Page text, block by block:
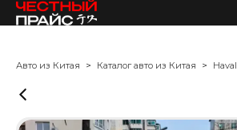
Авто из Китая Каталог авто из Китая Haval